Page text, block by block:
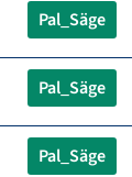
Pal_Säge
Pal_Säge
Pal_Säge